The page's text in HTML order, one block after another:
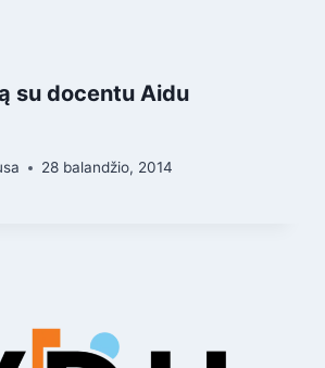
su docentu Aidu
28 balandžio, 2014